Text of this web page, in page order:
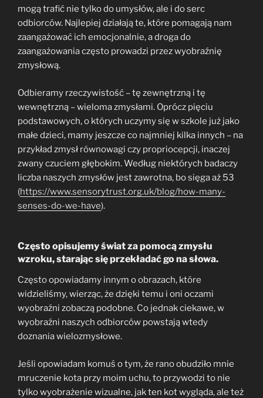
mogą trafić nie tylko do umysłów, ale i do serc
odbiorców. Najlepiej działają te, które pomagają nam
zaangażować ich emocjonalnie, a droga do
zaangażowania często prowadzi przez wyobraźnię
zmysłową.
Odbieramy rzeczywistość – tę zewnętrzną i tę
wewnętrzną – wieloma zmysłami. Oprócz pięciu
podstawowych, o których uczymy się w szkole już jako
małe dzieci, mamy jeszcze co najmniej kilka innych – na
przykład zmysł równowagi czy propriocepcji, inaczej
zwany czuciem głębokim. Według niektórych badaczy
liczba naszych zmysłów jest zawrotna, bo sięga aż 53
(https://www.sensorytrust.org.uk/blog/how-many-
senses-do-we-have).
Często opisujemy świat za pomocą zmysłu
wzroku, starając się przekładać go na słowa.
Często opowiadamy innym o obrazach, które
widzieliśmy, wierząc, że dzięki temu i oni oczami
wyobraźni zobaczą podobne. Co jednak ciekawe, w
wyobraźni naszych odbiorców powstają wtedy
doznania wielozmysłowe.
Jeśli opowiadam komuś o tym, że rano obudziło mnie
mruczenie kota przy moim uchu, to przywodzi to nie
tylko wyobrażenie wizualne, jak ten kot wygląda, ale też